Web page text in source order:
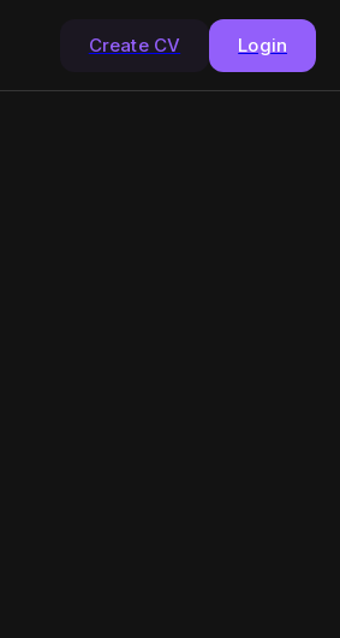
Create CV Login